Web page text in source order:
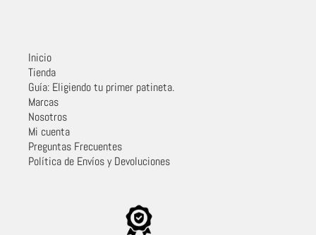
Inicio
Tienda
Guía: Eligiendo tu primer patineta.
Marcas
Nosotros
Mi cuenta
Preguntas Frecuentes
Política de Envíos y Devoluciones